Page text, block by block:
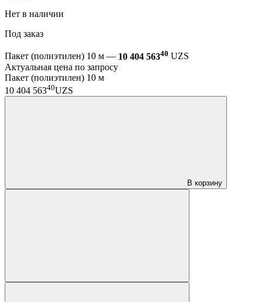
Нет в наличии
Под заказ
Пакет (полиэтилен) 10 м — 10 404 56340 UZS
Актуальная цена по запросу
Пакет (полиэтилен) 10 м
10 404 56340UZS
В корзину